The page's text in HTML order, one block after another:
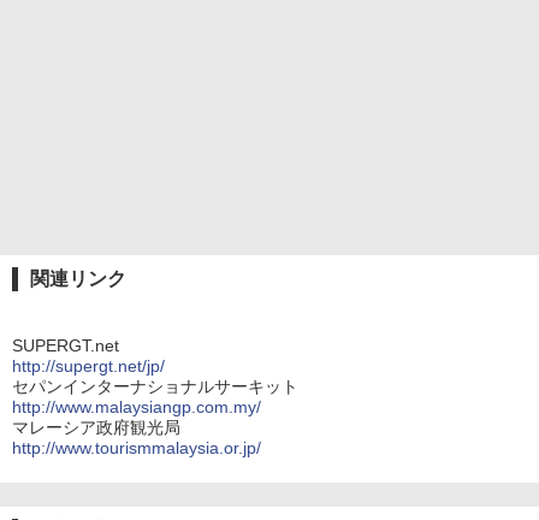
関連リンク
SUPERGT.net
http://supergt.net/jp/
セパンインターナショナルサーキット
http://www.malaysiangp.com.my/
マレーシア政府観光局
http://www.tourismmalaysia.or.jp/